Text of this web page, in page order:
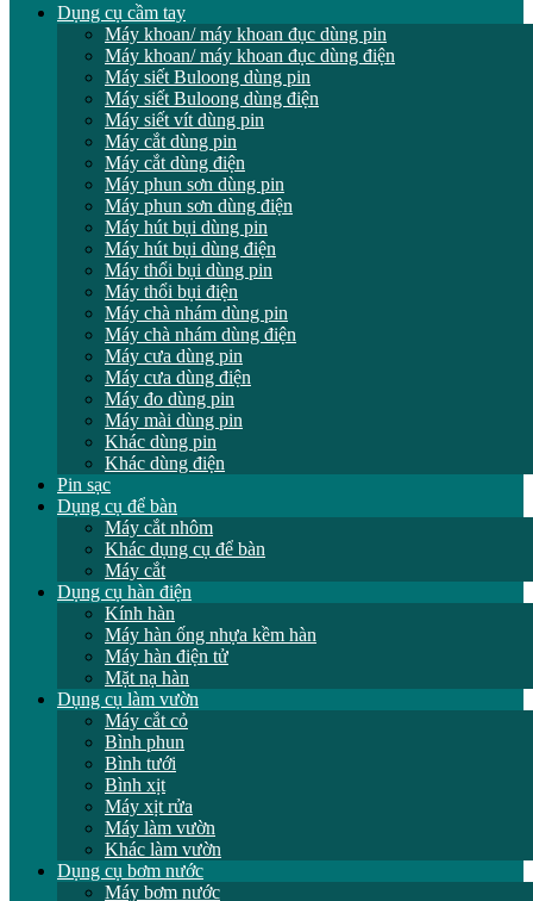
Dụng cụ cầm tay
Máy khoan/ máy khoan đục dùng pin
Máy khoan/ máy khoan đục dùng điện
Máy siết Buloong dùng pin
Máy siết Buloong dùng điện
Máy siết vít dùng pin
Máy cắt dùng pin
Máy cắt dùng điện
Máy phun sơn dùng pin
Máy phun sơn dùng điện
Máy hút bụi dùng pin
Máy hút bụi dùng điện
Máy thổi bụi dùng pin
Máy thổi bụi điện
Máy chà nhám dùng pin
Máy chà nhám dùng điện
Máy cưa dùng pin
Máy cưa dùng điện
Máy đo dùng pin
Máy mài dùng pin
Khác dùng pin
Khác dùng điện
Pin sạc
Dụng cụ để bàn
Máy cắt nhôm
Khác dụng cụ để bàn
Máy cắt
Dụng cụ hàn điện
Kính hàn
Máy hàn ống nhựa kềm hàn
Máy hàn điện tử
Mặt nạ hàn
Dụng cụ làm vườn
Máy cắt cỏ
Bình phun
Bình tưới
Bình xịt
Máy xịt rửa
Máy làm vườn
Khác làm vườn
Dụng cụ bơm nước
Máy bơm nước